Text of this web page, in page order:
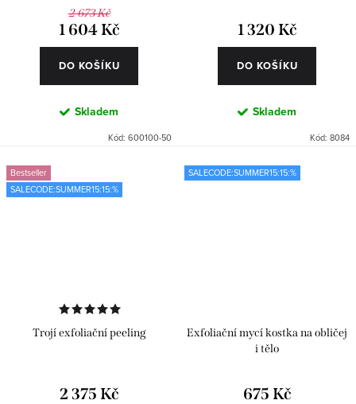
2 673 Kč
1 604 Kč
DO KOŠÍKU
Skladem
Kód: 600100-50
1 320 Kč
DO KOŠÍKU
Skladem
Kód: 8084
Bestseller
SALECODE:SUMMER15:15:%
Trojí exfoliační peeling
2 375 Kč
SALECODE:SUMMER15:15:%
Exfoliační mycí kostka na obličej
i tělo
675 Kč